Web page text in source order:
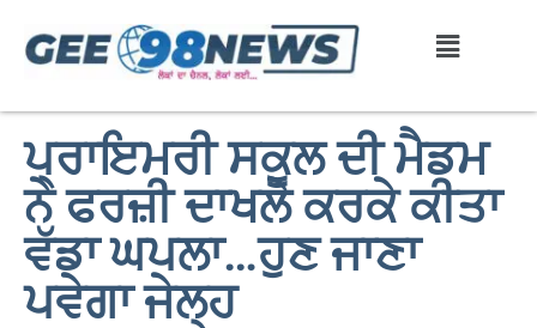
ਪ੍ਰਾਇਮਰੀ ਸਕੂਲ ਦੀ ਮੈਡਮ
ਨੇ ਫਰਜ਼ੀ ਦਾਖਲੇ ਕਰਕੇ ਕੀਤਾ
ਵੱਡਾ ਘਪਲਾ…ਹੁਣ ਜਾਣਾ
ਪਵੇਗਾ ਜੇਲ੍ਹ